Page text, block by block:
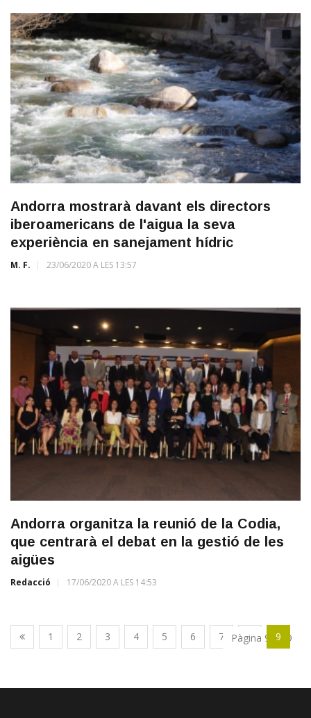
Andorra mostrarà davant els directors
iberoamericans de l'aigua la seva
experiència en sanejament hídric
M. F. 23/06/2020 A LES 13:57
Andorra organitza la reunió de la Codia,
que centrarà el debat en la gestió de les
aigües
Redacció 17/06/2020 A LES 14:53
1 2 3 4 5 6 7 8 9
Pàgina 9 de 9